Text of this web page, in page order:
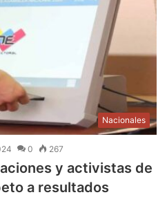
Nacionales
0 267
y activistas de
a resultados